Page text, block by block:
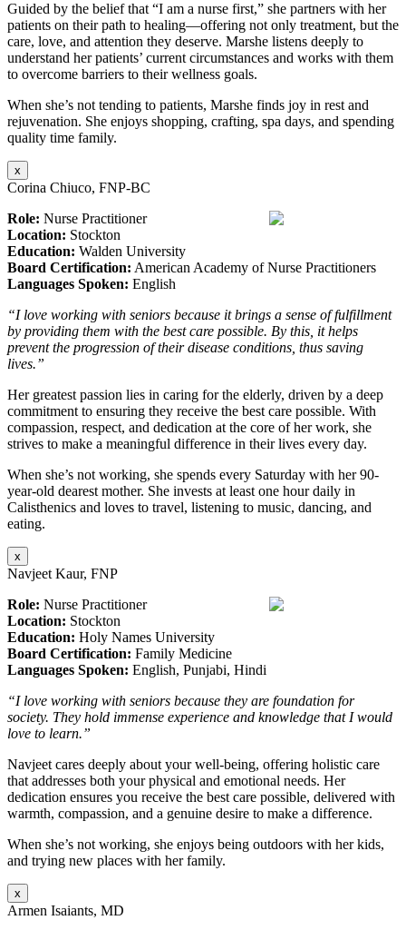
Guided by the belief that “I am a nurse first,” she partners with her
patients on their path to healing—offering not only treatment, but the
care, love, and attention they deserve. Marshe listens deeply to
understand her patients’ current circumstances and works with them
to overcome barriers to their wellness goals.
When she’s not tending to patients, Marshe finds joy in rest and
rejuvenation. She enjoys shopping, crafting, spa days, and spending
quality time family.
x
Corina Chiuco, FNP-BC
Role: Nurse Practitioner
Location: Stockton
Education: Walden University
Board Certification: American Academy of Nurse Practitioners
Languages Spoken: English
“I love working with seniors because it brings a sense of fulfillment
by providing them with the best care possible. By this, it helps
prevent the progression of their disease conditions, thus saving
lives.”
Her greatest passion lies in caring for the elderly, driven by a deep
commitment to ensuring they receive the best care possible. With
compassion, respect, and dedication at the core of her work, she
strives to make a meaningful difference in their lives every day.
When she’s not working, she spends every Saturday with her 90-
year-old dearest mother. She invests at least one hour daily in
Calisthenics and loves to travel, listening to music, dancing, and
eating.
x
Navjeet Kaur, FNP
Role: Nurse Practitioner
Location: Stockton
Education: Holy Names University
Board Certification: Family Medicine
Languages Spoken: English, Punjabi, Hindi
“I love working with seniors because they are foundation for
society. They hold immense experience and knowledge that I would
love to learn.”
Navjeet cares deeply about your well-being, offering holistic care
that addresses both your physical and emotional needs. Her
dedication ensures you receive the best care possible, delivered with
warmth, compassion, and a genuine desire to make a difference.
When she’s not working, she enjoys being outdoors with her kids,
and trying new places with her family.
x
Armen Isaiants, MD